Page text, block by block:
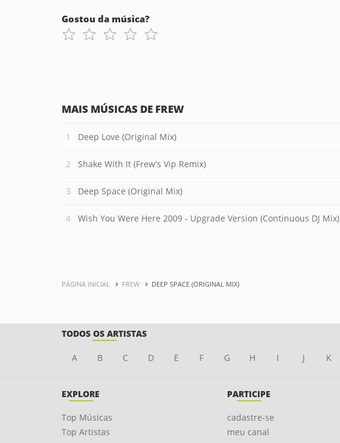
Gostou da música?
MAIS MÚSICAS DE FREW
Deep Love (Original Mix)
Shake With It (Frew's Vip Remix)
Deep Space (Original Mix)
Wish You Were Here 2009 - Upgrade Version (Continuous DJ Mix)
PÁGINA INICIAL FREW DEEP SPACE (ORIGINAL MIX)
TODOS OS ARTISTAS
A B C D E F G H I J K
EXPLORE
Top Músicas
Top Artistas
PARTICIPE
cadastre-se
meu canal